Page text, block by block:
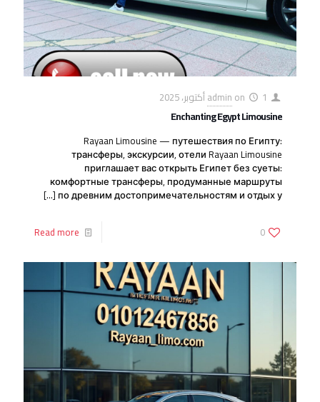
admin on 1 أكتوبر، 2025
Enchanting Egypt Limousine
Rayaan Limousine — путешествия по Египту:
трансферы, экскурсии, отели Rayaan Limousine
приглашает вас открыть Египет без суеты:
комфортные трансферы, продуманные маршруты
по древним достопримечательностям и отдых у
[…]
0
Read more